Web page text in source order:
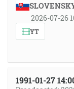
2026-07-26
YT
1991-01-27